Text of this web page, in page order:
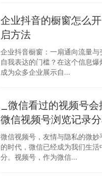
企业抖音的橱窗怎么
启方法
企业抖音橱窗：一扇通向流量
自我表达的门槛？在这个信息
成为众多企业展示自...
_微信看过的视频号
微信视频号浏览记录
微信视频号，友情与隐私的微
的时代，微信已经成为我们生
分。视频号，作为微信...